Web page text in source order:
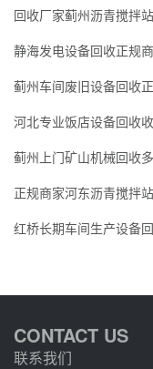
静海发电设备回收正规
河北专业饭店设备回收
蓟州上门矿山机械回收
红桥长期车间生产设备
CONTACT US
联系我们